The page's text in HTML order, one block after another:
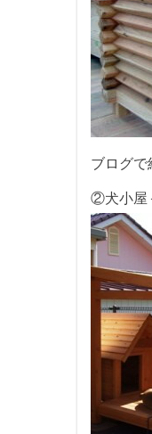
ブログで
②犬小屋